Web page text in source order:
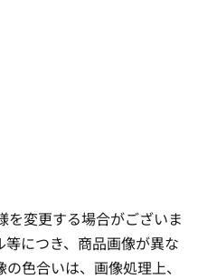
変更する場合がございま
につき、商品画像が異な
色合いは、画像処理上、